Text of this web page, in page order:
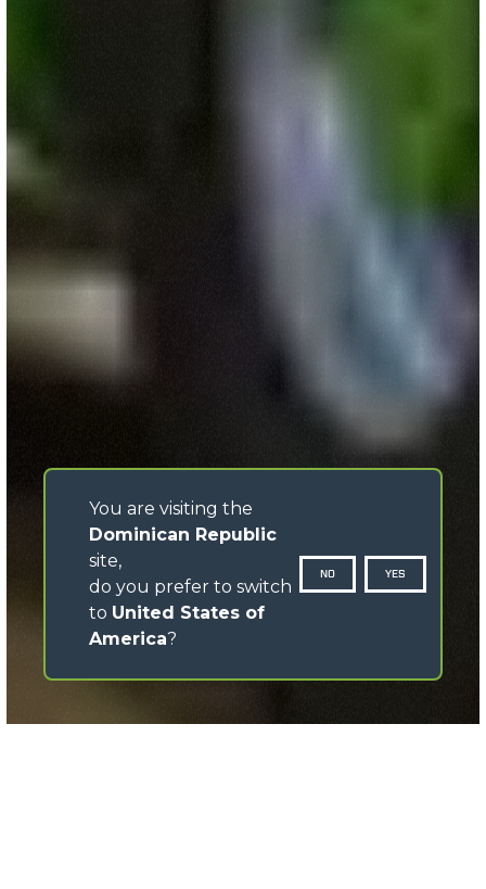
You are visiting the
Dominican Republic
site,
do you prefer to switch
to United States of
America?
NO YES